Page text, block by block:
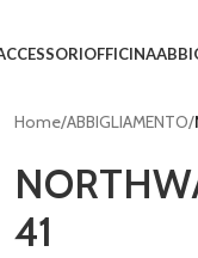
OFFICINA
Home/ABBIGLIAMENTO/
41